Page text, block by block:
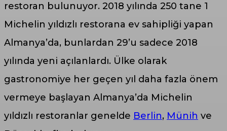
restoran bulunuyor. 2018 yılında 250 tane 1
Michelin yıldızlı restorana ev sahipliği yapan
Almanya’da, bunlardan 29’u sadece 2018
yılında yeni açılanlardı. Ülke olarak
gastronomiye her geçen yıl daha fazla önem
vermeye başlayan Almanya’da Michelin
yıldızlı restoranlar genelde Berlin, Münih ve